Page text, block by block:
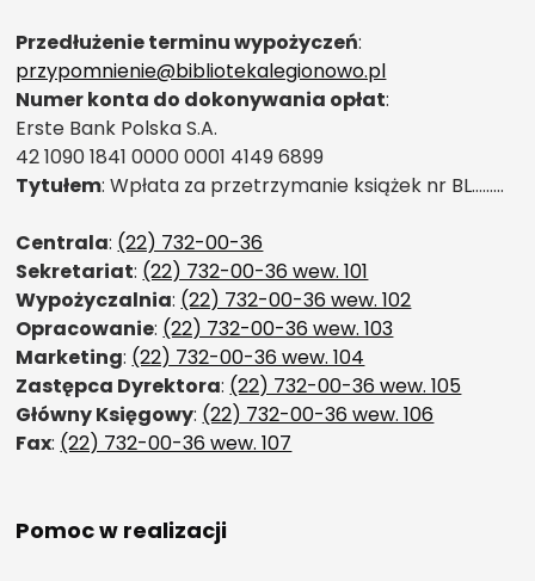
Przedłużenie terminu wypożyczeń:
przypomnienie@bibliotekalegionowo.pl
Numer konta do dokonywania opłat:
Erste Bank Polska S.A.
42 1090 1841 0000 0001 4149 6899
Tytułem: Wpłata za przetrzymanie książek nr BL………
Centrala: (22) 732-00-36
Sekretariat: (22) 732-00-36 wew. 101
Wypożyczalnia: (22) 732-00-36 wew. 102
Opracowanie: (22) 732-00-36 wew. 103
Marketing: (22) 732-00-36 wew. 104
Zastępca Dyrektora: (22) 732-00-36 wew. 105
Główny Księgowy: (22) 732-00-36 wew. 106
Fax: (22) 732-00-36 wew. 107
Pomoc w realizacji